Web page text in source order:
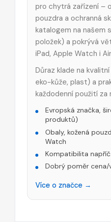
pro chytrá zařízení –
pouzdra a ochranná
katalogem na našem
položek) a pokrývá
iPad, Apple Watch i
Důraz klade na
eko-kůže, plast) a
každodenní použití za
Evropská značka,
produktů)
Obaly, kožená
Watch
Kompatibilita
Dobrý poměr cena/
Více o značce →